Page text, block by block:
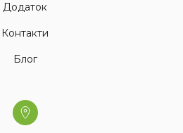
Додаток
Контакти
Блог